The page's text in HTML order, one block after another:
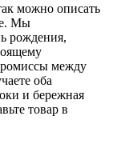
можно описать
Мы
рождения,
между
оба
и бережная
товар в